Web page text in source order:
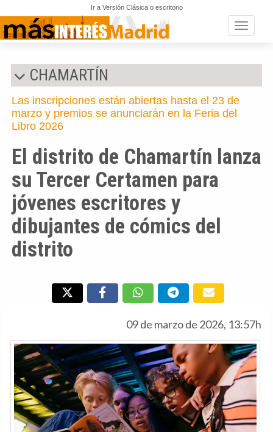
Ir a Versión Clásica o escritorio
Toggle
CHAMARTÍN
Las inscripciones están abiertas hasta el 23 de
marzo y premios se anunciarán en la Feria del
Libro 2026
El distrito de Chamartín lanza
su Tercer Certamen para
jóvenes escritores y
dibujantes de cómics del
distrito
09 de marzo de 2026, 13:57h